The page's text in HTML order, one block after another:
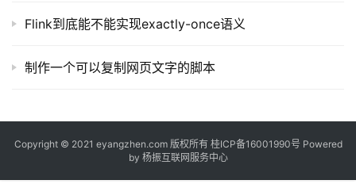
Flink到底能不能实现exactly-once语义
制作一个可以复制网页文字的脚本
Copyright © 2021 eyangzhen.com 版权所有 桂ICP备16001990号 Powered
by 杨振互联网服务中心